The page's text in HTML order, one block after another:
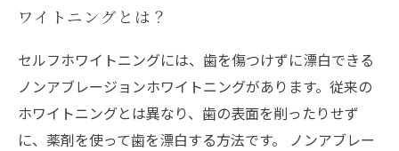
ワイトニングとは？
セルフホワイトニングには、歯を傷つけずに漂白できる
ノンアブレージョンホワイトニングがあります。従来の
ホワイトニングとは異なり、歯の表面を削ったりせず
に、薬剤を使って歯を漂白する方法です。 ノンアブレー